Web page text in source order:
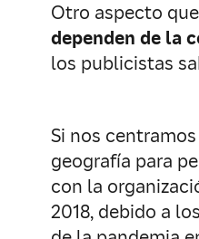
Otro aspecto
dependen de la
los publicistas
Si nos
geografía para
con la
2018, debido a